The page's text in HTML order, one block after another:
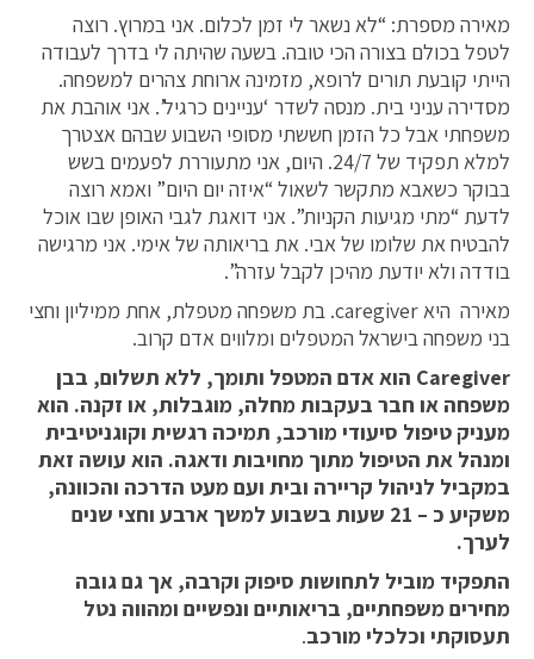
מאירה מספרת: “לא נשאר לי זמן לכלום. אני במרוץ. רוצה
לטפל בכולם בצורה הכי טובה. בשעה שהיתה לי בדרך לעבודה
הייתי קובעת תורים לרופא, מזמינה ארוחת צהרים למשפחה.
מסדירה עניני בית. מנסה לשדר ‘עניינים כרגיל’. אני אוהבת את
משפחתי אבל כל הזמן חששתי מסופי השבוע שבהם אצטרך
למלא תפקיד של 24/7. היום, אני מתעוררת לפעמים בשש
בבוקר כשאבא מתקשר לשאול “איזה יום היום” ואמא רוצה
לדעת “מתי מגיעות הקניות”. אני דואגת לגבי האופן שבו אוכל
להבטיח את שלומו של אבי. את בריאותה של אימי. אני מרגישה
בודדה ולא יודעת מהיכן לקבל עזרה”.
מאירה היא caregiver. בת משפחה מטפלת, אחת ממיליון וחצי
בני משפחה בישראל המטפלים ומלווים אדם קרוב.
Caregiver הוא אדם המטפל ותומך, ללא תשלום, בבן
משפחה או חבר בעקבות מחלה, מוגבלות, או זקנה. הוא
מעניק טיפול סיעודי מורכב, תמיכה רגשית וקוגניטיבית
ומנהל את הטיפול מתוך מחויבות ודאגה. הוא עושה זאת
במקביל לניהול קריירה ובית ועם מעט הדרכה והכוונה,
משקיע כ – 21 שעות בשבוע למשך ארבע וחצי שנים
לערך.
התפקיד מוביל לתחושות סיפוק וקרבה, אך גם גובה
מחירים משפחתיים, בריאותיים ונפשיים ומהווה נטל
תעסוקתי וכלכלי מורכב.